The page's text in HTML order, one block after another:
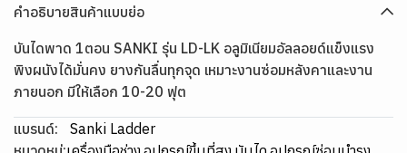
คำอธิบายสินค้าแบบย่อ
บันไดพาด 1ตอน SANKI รุ่น LD-LK อลูมิเนียมอัลลอยด์แข็งแรง
พิงผนังได้มั่นคง ยางกันลื่นทุกจุด เหมาะงานซ่อมหลังคาและงาน
ภายนอก มีให้เลือก 10-20 ฟุต
แบรนด์:
Sanki Ladder